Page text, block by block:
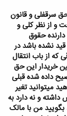
سرقفلی و قانون
و از نظر کلی و
حقوق
نشده باشد در
از باب انتقال
خریدار این حق
داده شده قبلی
میتوانید تغیر
و نه دارد به
من با مالک